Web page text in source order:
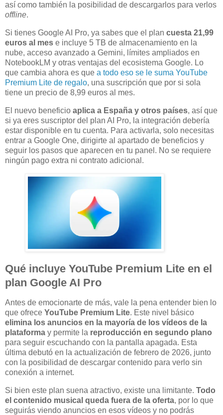
así como también la posibilidad de descargarlos para verlos
offline.
Si tienes Google AI Pro, ya sabes que el plan cuesta 21,99
euros al mes e incluye 5 TB de almacenamiento en la
nube, acceso avanzado a Gemini, límites ampliados en
NotebookLM y otras ventajas del ecosistema Google. Lo
que cambia ahora es que a todo eso se le suma YouTube
Premium Lite de regalo, una suscripción que por si sola
tiene un precio de 8,99 euros al mes.
El nuevo beneficio aplica a España y otros países, así que
si ya eres suscriptor del plan AI Pro, la integración debería
estar disponible en tu cuenta. Para activarla, solo necesitas
entrar a Google One, dirigirte al apartado de beneficios y
seguir los pasos que aparecen en tu panel. No se requiere
ningún pago extra ni contrato adicional.
Qué incluye YouTube Premium Lite en el
plan Google AI Pro
Antes de emocionarte de más, vale la pena entender bien lo
que ofrece YouTube Premium Lite. Este nivel básico
elimina los anuncios en la mayoría de los vídeos de la
plataforma y permite la reproducción en segundo plano
para seguir escuchando con la pantalla apagada. Esta
última debutó en la actualización de febrero de 2026, junto
con la posibilidad de descargar contenido para verlo sin
conexión a internet.
Si bien este plan suena atractivo, existe una limitante. Todo
el contenido musical queda fuera de la oferta, por lo que
seguirás viendo anuncios en esos vídeos y no podrás